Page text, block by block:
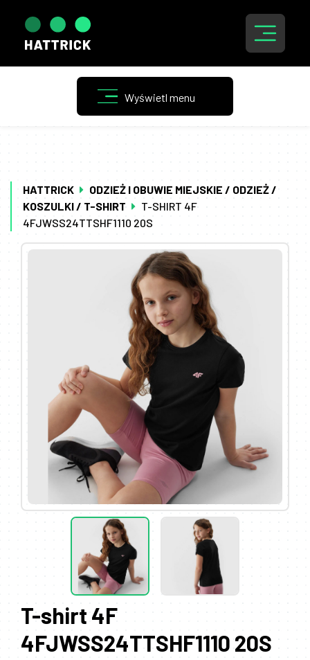
HATTRICK
ODZIEŻ I OBUWIE MIEJSKIE / ODZIEŻ /
KOSZULKI / T-SHIRT
T-SHIRT 4F
4FJWSS24TTSHF1110 20S
T-shirt 4F
4FJWSS24TTSHF1110 20S